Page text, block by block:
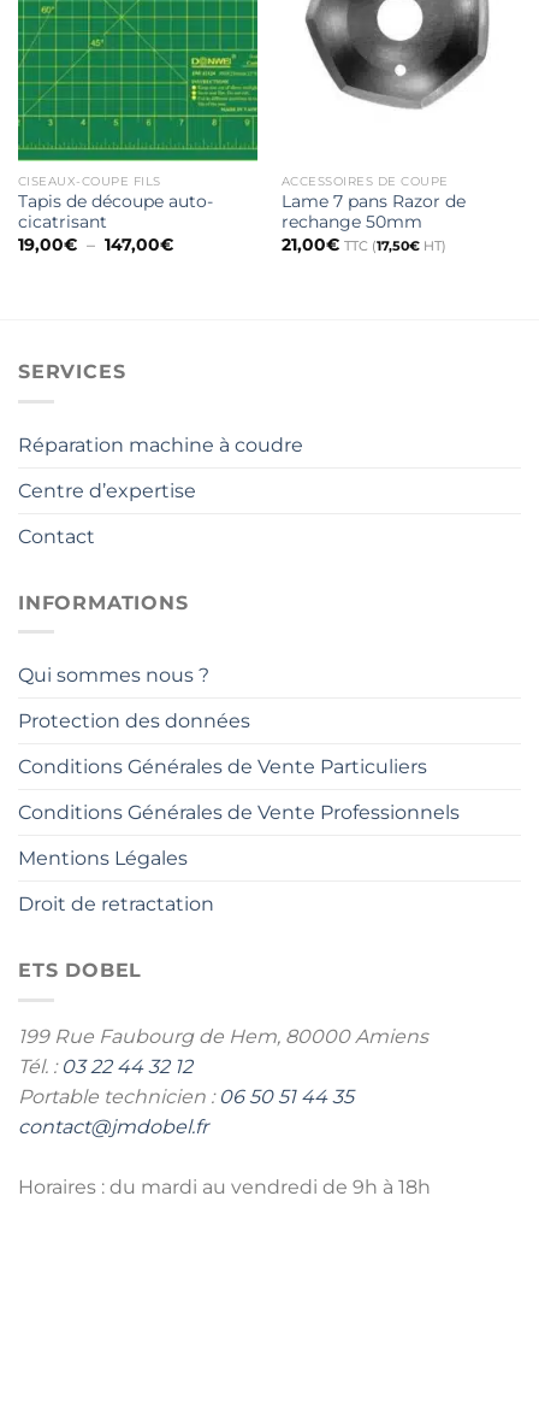
CISEAUX-COUPE FILS
Tapis de découpe auto-
cicatrisant
19,00€ – 147,00€Plage
ACCESSOIRES DE COUPE
Lame 7 pans Razor de
rechange 50mm
21,00€ TTC (17,50€HT)
SERVICES
Réparation machine à coudre
Centre d’expertise
Contact
INFORMATIONS
Qui sommes nous ?
Protection des données
Conditions Générales de Vente Particuliers
Conditions Générales de Vente Professionnels
Mentions Légales
Droit de retractation
ETS DOBEL
199 Rue Faubourg de Hem, 80000 Amiens
Tél. : 03 22 44 32 12
Portable technicien : 06 50 51 44 35
contact@jmdobel.fr
Horaires : du mardi au vendredi de 9h à 18h